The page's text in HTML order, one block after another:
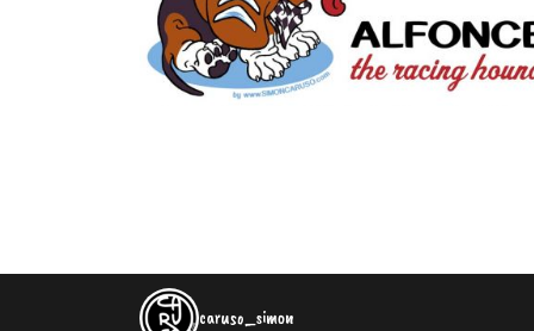
caruso_simon